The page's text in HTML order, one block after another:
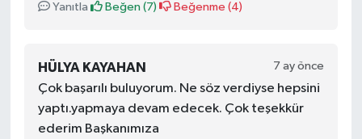
Yanıtla Beğen (7) Beğenme (4)
HÜLYA KAYAHAN 7 ay önce
Çok başarılı buluyorum. Ne söz verdiyse hepsini
yaptı.yapmaya devam edecek. Çok teşekkür
ederim Başkanımıza